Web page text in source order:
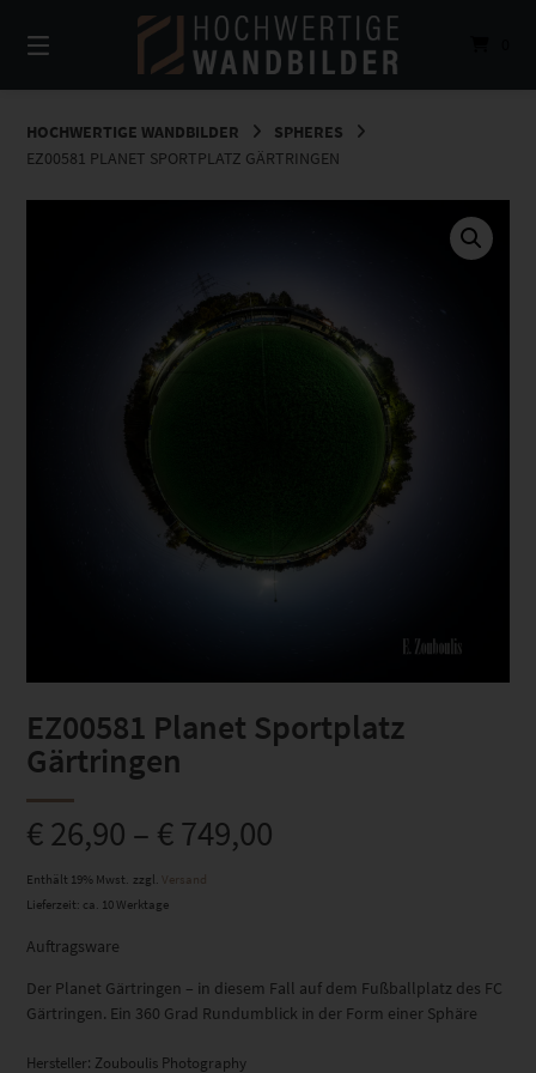
zum
Inhalt
HOCHWERTIGE WANDBILDER
SPHERES
EZ00581 PLANET SPORTPLATZ GÄRTRINGEN
EZ00581 Planet Sportplatz
Gärtringen
€26,90 – €749,00
Enthält 19% Mwst. zzgl. Versand
Lieferzeit: ca. 10 Werktage
Auftragsware
Der Planet Gärtringen – in diesem Fall auf dem Fußballplatz des FC
Gärtringen. Ein 360 Grad Rundumblick in der Form einer Sphäre
Hersteller: Zouboulis Photography